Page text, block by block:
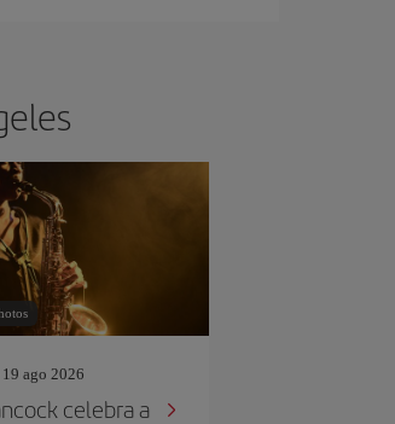
ago 2026
celebra a